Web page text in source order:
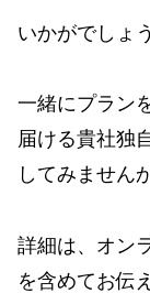
いかがでしょ
一緒にプラン
届ける貴社独
してみません
詳細は、オン
を含めてお伝